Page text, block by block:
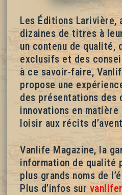
Les Éditions Larivière,
dizaines de titres à
un contenu de qualité,
exclusifs et des
à ce savoir-faire,
propose une
des présentations des
innovations en
loisir aux récits
Vanlife Magazine, la
information de qualité
plus grands noms de
Plus d’infos sur